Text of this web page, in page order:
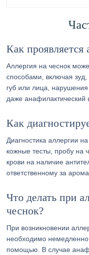
Как проявляется
Аллергия на чеснок
способами, включая
губ или лица,
даже анафилактический
Как
Диагностика аллергии
кожные тесты, пробу на
крови на наличие
ответственному за
Что делать при
чеснок?
При возникновении
необходимо немедленно
помощью. В случае